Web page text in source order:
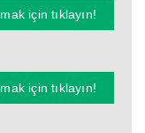
için tıklayın!
için tıklayın!